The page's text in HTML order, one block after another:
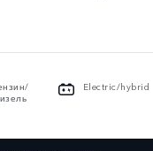
Electric/hybrid